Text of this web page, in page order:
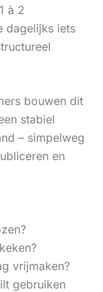
à 2
dagelijks iets
bouwen dit
stabiel
– simpelweg
en
vrijmaken?
gebruiken